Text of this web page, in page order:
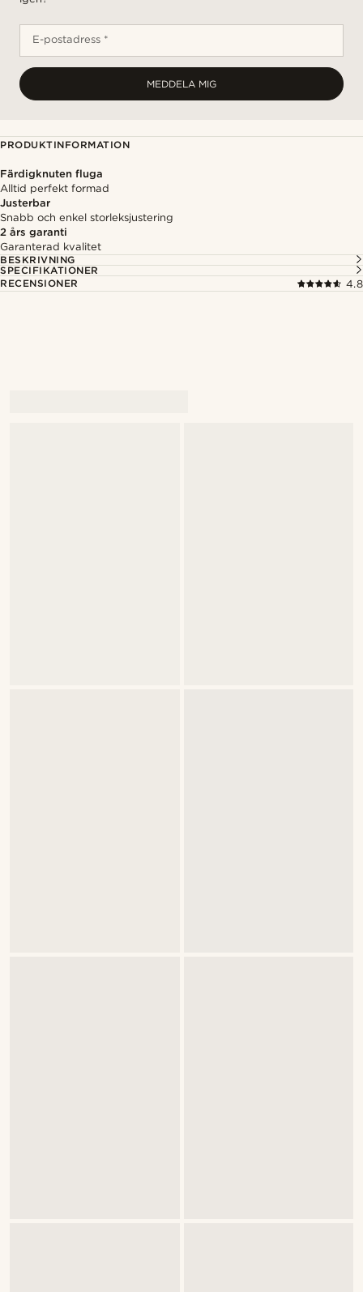
E-postadress *
MEDDELA MIG
PRODUKTINFORMATION
Färdigknuten fluga
Alltid perfekt formad
Justerbar
Snabb och enkel storleksjustering
2 års garanti
Garanterad kvalitet
BESKRIVNING
SPECIFIKATIONER
RECENSIONER
4.8